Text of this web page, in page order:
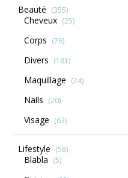
Beauté (355)
Cheveux (25)
Corps (76)
Divers (181)
Maquillage (24)
Nails (20)
Visage (63)
Lifestyle (58)
Blabla (5)